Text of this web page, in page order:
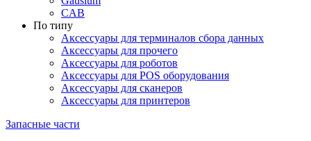
CAB
По типу
Аксессуары для терминалов сбора данных
Аксессуары для прочего
Аксессуары для роботов
Аксессуары для POS оборудования
Аксессуары для сканеров
Аксессуары для принтеров
Запасные части